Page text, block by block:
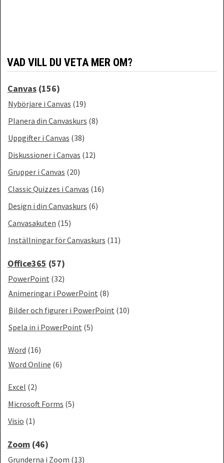
VAD VILL DU VETA MER OM?
Canvas(156)
Nybörjare i Canvas (19)
Planera din Canvaskurs (8)
Uppgifter i Canvas (38)
Diskussioner i Canvas (12)
Grupper i Canvas (20)
Classic Quizzes i Canvas (16)
Design i din Canvaskurs (6)
Canvasakuten (15)
Inställningar för Canvaskurs (11)
Office365 (57)
PowerPoint (32)
Animeringar i PowerPoint (8)
Bilder och figurer i PowerPoint (10)
Spela in i PowerPoint (5)
Word (16)
Word Online (6)
Excel (2)
Microsoft Forms (5)
Visio (1)
Zoom(46)
Grunderna i Zoom (13)